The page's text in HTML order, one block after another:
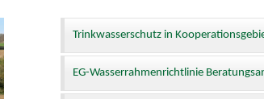
Trinkwasserschutz in
EG-Wasserrahmenrichtlinie